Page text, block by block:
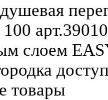
слоем
товары